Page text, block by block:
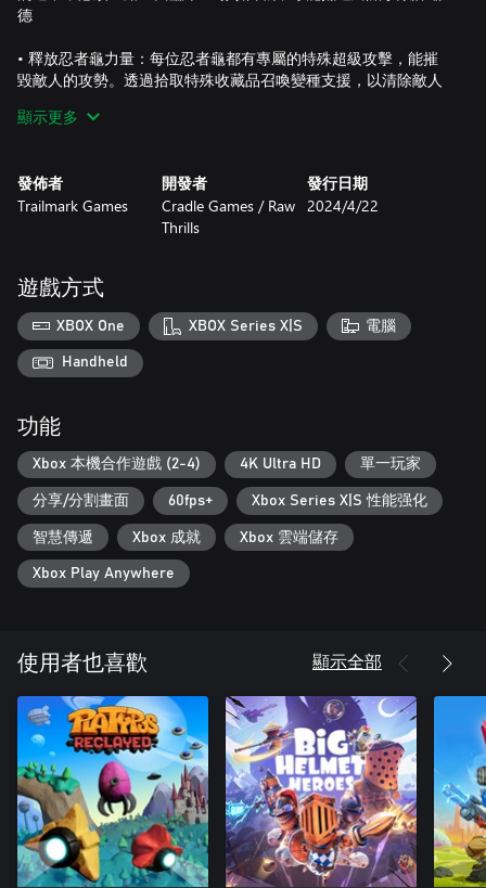
德
• 釋放忍者龜力量：每位忍者龜都有專屬的特殊超級攻擊，能摧
毀敵人的攻勢。透過拾取特殊收藏品召喚變種支援，以清除敵人
• 本機合作模式：與好友透過四人本機合作模式進行遊玩
顯示更多
發佈者
Trailmark Games
開發者
Cradle Games / Raw
Thrills
發行日期
2024/4/22
遊戲方式
XBOX One XBOX Series X|S 電腦
Handheld
功能
Xbox 本機合作遊戲 (2-4) 4K Ultra HD 單一玩家
分享/分割畫面 60fps+ Xbox Series X|S 性能强化
智慧傳遞 Xbox 成就 Xbox 雲端儲存
Xbox Play Anywhere
使用者也喜歡 顯示全部